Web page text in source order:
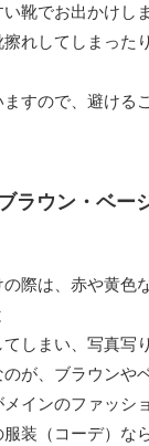
靴でお出かけし
れしてしまった
すので、避ける
ラウン・ベー
際は、赤や黄色
しまい、写真写
が、ブラウンや
インのファッシ
装（コーデ）な